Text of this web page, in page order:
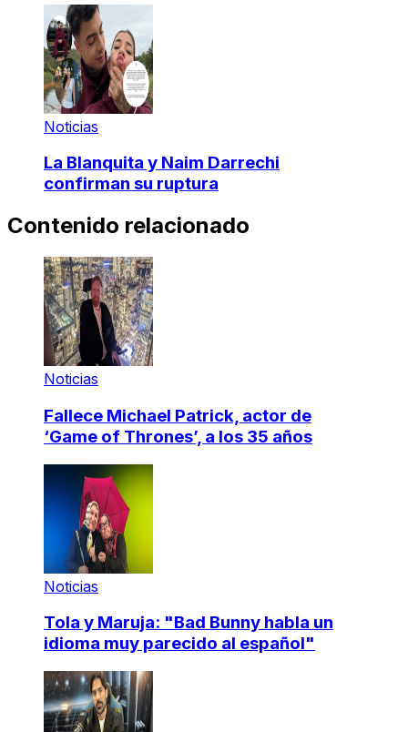
Noticias
La Blanquita y Naim Darrechi
confirman su ruptura
Contenido relacionado
Noticias
Fallece Michael Patrick, actor de
‘Game of Thrones’, a los 35 años
Noticias
Tola y Maruja: "Bad Bunny habla un
idioma muy parecido al español"